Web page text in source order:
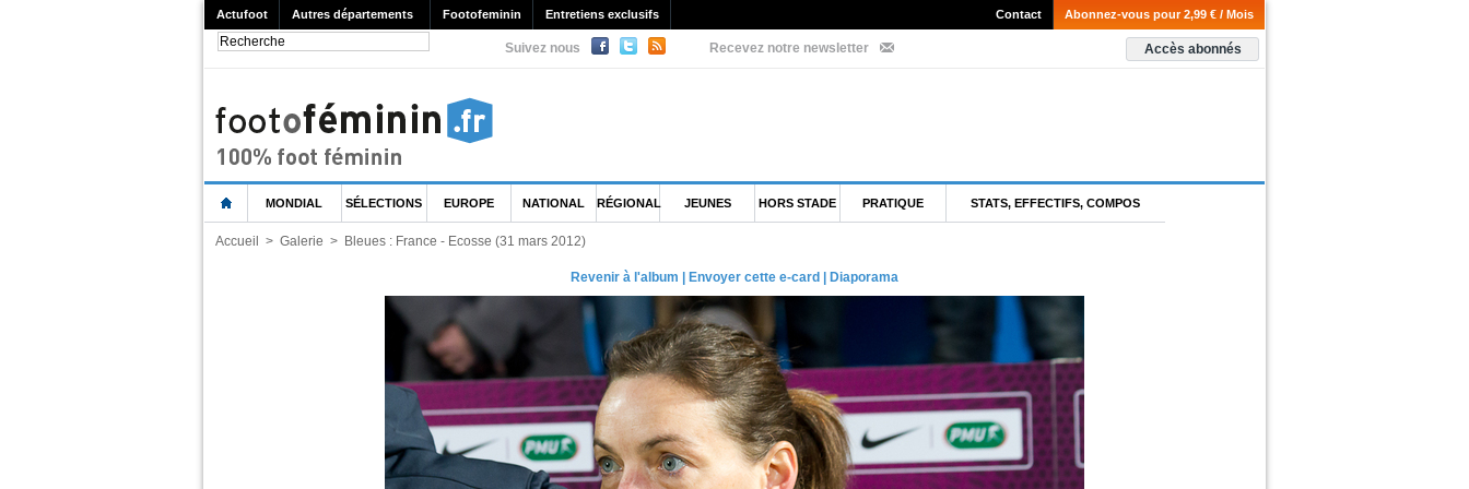
Actufoot Autres départements Footofeminin Entretiens exclusifs Abonnez-vous pour 2,99 € / Mois
Contact
Suivez nous Recevez notre newsletter Accès abonnés
MONDIAL SÉLECTIONS EUROPE NATIONAL RÉGIONAL JEUNES HORS STADE PRATIQUE STATS, EFFECTIFS, COMPOS
Accueil > Galerie > Bleues : France - Ecosse (31 mars 2012)
Revenir à l'album Envoyer cette e-card Diaporama